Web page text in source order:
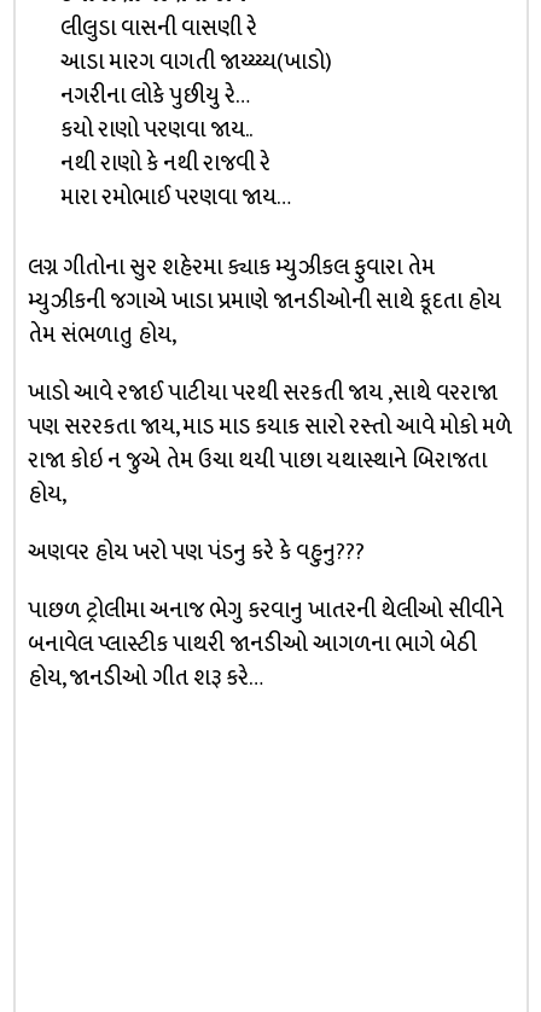
લીલુડા વાસની વાસણી રે
આડા મારગ વાગતી જાય્ય્ય્ય(ખાડો)
નગરીના લોકે પુછીયુ રે…
કયો રાણો પરણવા જાય..
નથી રાણો કે નથી રાજવી રે
મારા રમોભાઈ પરણવા જાય…
લગ્ન ગીતોના સુર શહેરમા ક્યાક મ્યુઝીકલ ફુવારા તેમ
મ્યુઝીકની જગાએ ખાડા પ્રમાણે જાનડીઓની સાથે કૂદતા હોય
તેમ સંભળાતુ હોય,
ખાડો આવે રજાઈ પાટીયા પરથી સરકતી જાય ,સાથે વરરાજા
પણ સરરકતા જાય, માડ માડ કયાક સારો રસ્તો આવે મોકો મળે
રાજા કોઇ ન જુએ તેમ ઉચા થયી પાછા યથાસ્થાને બિરાજતા
હોય,
અણવર હોય ખરો પણ પંડનુ કરે કે વહુનુ???
પાછળ ટ્રોલીમા અનાજ ભેગુ કરવાનુ ખાતરની થેલીઓ સીવીને
બનાવેલ પ્લાસ્ટીક પાથરી જાનડીઓ આગળના ભાગે બેઠી
હોય, જાનડીઓ ગીત શરૂ કરે…